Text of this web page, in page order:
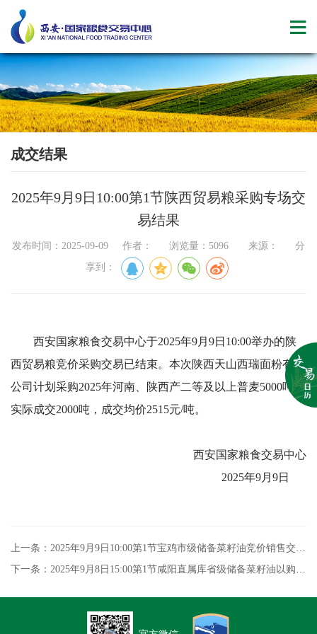
成交结果
2025年9月9日10:00第1节陕西贸易粮采购专场交
易结果
发布时间：2025-09-09 作者： 浏览量：5096 来源： 分
享到：
西安国家粮食交易中心于2025年9月9日10:00举办的陕
西贸易粮竞价采购交易已结束。本次陕西天山西瑞面粉有限
公司计划采购2025年河南、陕西产二等及以上普麦5000吨，
实际成交2000吨，成交均价2515元/吨。
西安国家粮食交易中心
2025年9月9日
上一条：2025年9月9日10:00第1节宝鸡市级储备菜籽油竞价销售交易结果
下一条：2025年9月8日15:00第1节咸阳直属库省级储备菜籽油以购竞销专场交易结果